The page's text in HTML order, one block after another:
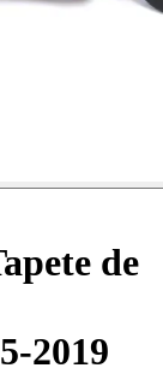
de
2019